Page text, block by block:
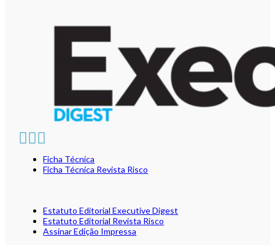
Ficha Técnica
Ficha Técnica Revista Risco
Estatuto Editorial Executive Digest
Estatuto Editorial Revista Risco
Assinar Edição Impressa